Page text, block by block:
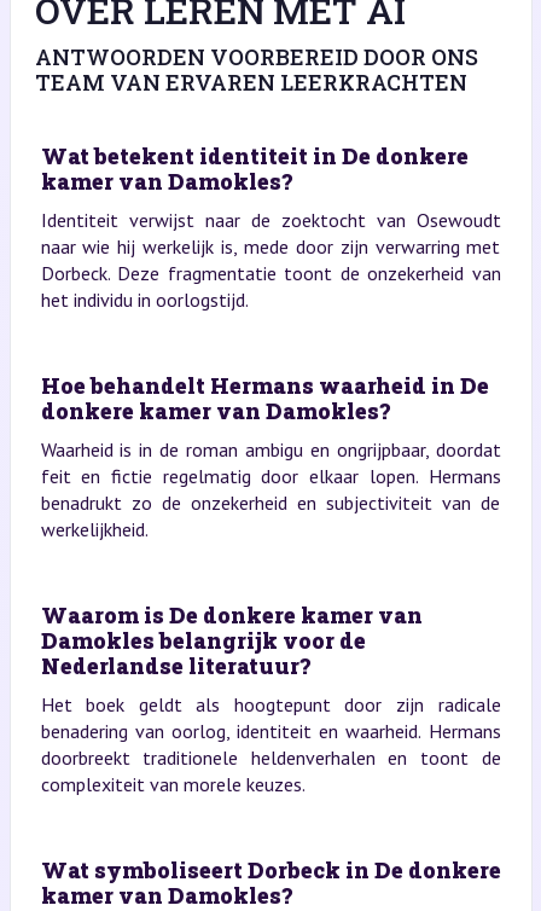
OVER LEREN MET AI
ANTWOORDEN VOORBEREID DOOR ONS
TEAM VAN ERVAREN LEERKRACHTEN
Wat betekent identiteit in De donkere
kamer van Damokles?
Identiteit verwijst naar de zoektocht van Osewoudt
naar wie hij werkelijk is, mede door zijn verwarring met
Dorbeck. Deze fragmentatie toont de onzekerheid van
het individu in oorlogstijd.
Hoe behandelt Hermans waarheid in De
donkere kamer van Damokles?
Waarheid is in de roman ambigu en ongrijpbaar, doordat
feit en fictie regelmatig door elkaar lopen. Hermans
benadrukt zo de onzekerheid en subjectiviteit van de
werkelijkheid.
Waarom is De donkere kamer van
Damokles belangrijk voor de
Nederlandse literatuur?
Het boek geldt als hoogtepunt door zijn radicale
benadering van oorlog, identiteit en waarheid. Hermans
doorbreekt traditionele heldenverhalen en toont de
complexiteit van morele keuzes.
Wat symboliseert Dorbeck in De donkere
kamer van Damokles?